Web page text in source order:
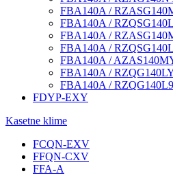
FBA140A /
FBA140A /
FBA140A /
FBA140A /
FBA140A /
FBA140A /
FBA140A /
FDYP-EXY
Kasetne klime
FCQN-EXV
FFQN-CXV
FFA-A